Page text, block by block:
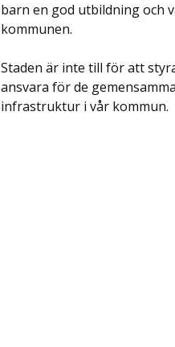
barn en god utbildning och
kommunen.
Staden är inte till för att
ansvara för de
infrastruktur i vår kommun.